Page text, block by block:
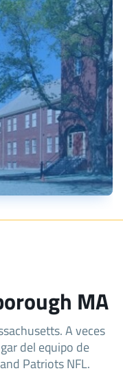
MA
A veces
del equipo de
Patriots NFL.